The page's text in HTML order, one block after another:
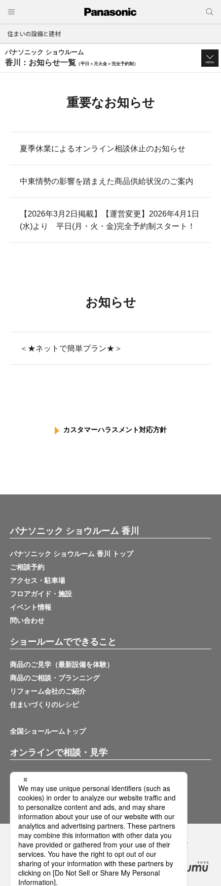
住まいの設備と建材
パナソニック ショウルーム
香川：お知らせ一覧 （平日＜月火金＞完全予約制） MENU
重要なお知らせ
夏季休業によるオンライン相談休止のお知らせ
中東情勢の影響を踏まえた商品供給状況のご案内
【2026年3月2日掲載】【運営変更】2026年4月1日
(水)より 平日(月・火・金)完全予約制スタート！
お知らせ
＜★ネットで簡単プラン★＞
カスタマーハラスメント対応方針
パナソニック ショウルーム 香川
パナソニック ショウルーム 香川 トップ
ご相談予約
アクセス・駐車場
フロアガイド・施設
イベント情報
問い合わせ
ショールームでできること
商品のご見学（最新設備を体験）
商品のご相談・プランニング
リフォーム会社のご紹介
住まいづくりのレシピ
全国ショールームトップ
オンラインで相談・見学
バーチャルショールーム
オンライン相談サービス
Panasonicの住まい・くらし SNSアカウント